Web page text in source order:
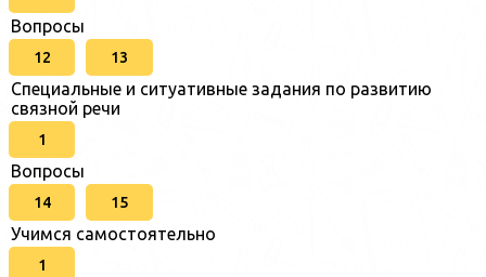
Вопросы
12 13
Специальные и ситуативные задания по развитию
связной речи
1
Вопросы
14 15
Учимся самостоятельно
1